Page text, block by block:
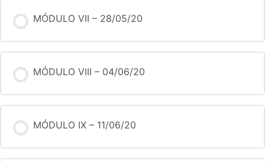
MÓDULO VII – 28/05/20
MÓDULO VIII – 04/06/20
MÓDULO IX – 11/06/20